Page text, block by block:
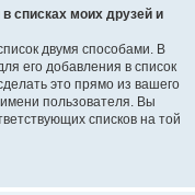
списках моих друзей и
двумя способами. В
его добавления в список
это прямо из вашего
пользователя. Вы
списков на той